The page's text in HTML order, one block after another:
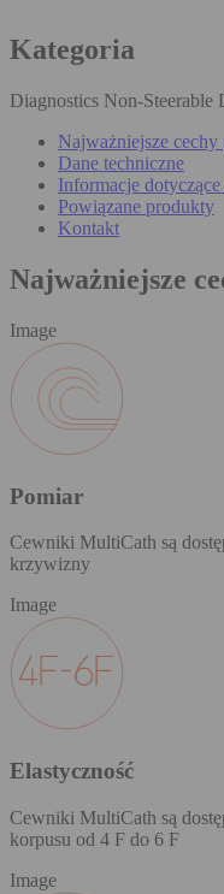
Kategoria
Diagnostics Non-Steerable
Najważniejsze cechy
Dane techniczne
Informacje
Powiązane produkty
Kontakt
Najważniejsze
Image
Pomiar
Cewniki MultiCath są
krzywizny
Image
Elastyczność
Cewniki MultiCath są
korpusu od 4 F do 6 F
Image